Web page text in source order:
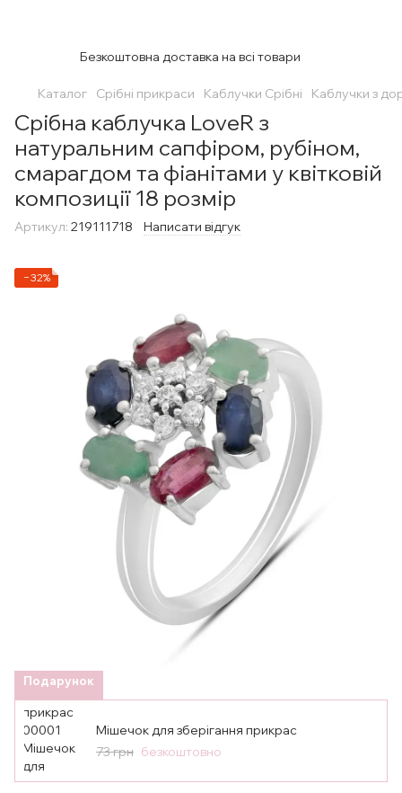
Безкоштовна доставка на всі товари
Каталог Срібні прикраси Каблучки Срібні Каблучки з
Срібна каблучка LoveR з
натуральним сапфіром, рубіном,
смарагдом та фіанітами у квітковій
композиції 18 розмір
Артикул: 219111718 Написати відгук
−32%
Подарунок
Мішечок для зберігання прикрас
73 грн безкоштовно